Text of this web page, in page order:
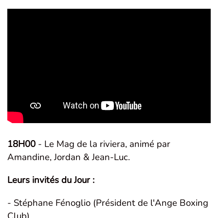
18H00 - Le Mag de la riviera, animé par
Amandine, Jordan & Jean-Luc.
Leurs invités du Jour :
- Stéphane Fénoglio (Président de l'Ange Boxing